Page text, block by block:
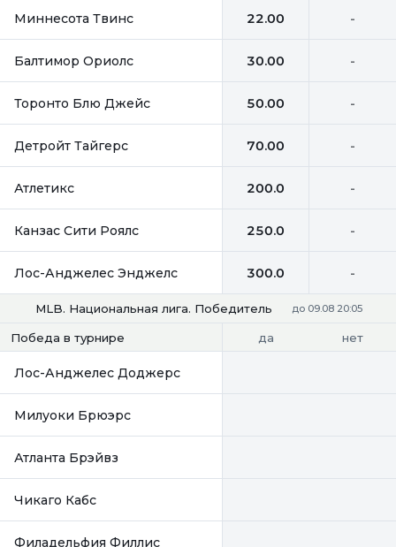
Миннесота Твинс 22.00 -
Балтимор Ориолс 30.00 -
Торонто Блю Джейс 50.00 -
Детройт Тайгерс 70.00 -
Атлетикс 200.0 -
Канзас Сити Роялс 250.0 -
Лос-Анджелес Энджелс 300.0 -
MLB. Национальная лига. Победитель до 09.08 20:05
Победа в турнире да нет
Лос-Анджелес Доджерс
Милуоки Брюэрс
Атланта Брэйвз
Чикаго Кабс
Филадельфия Филлис